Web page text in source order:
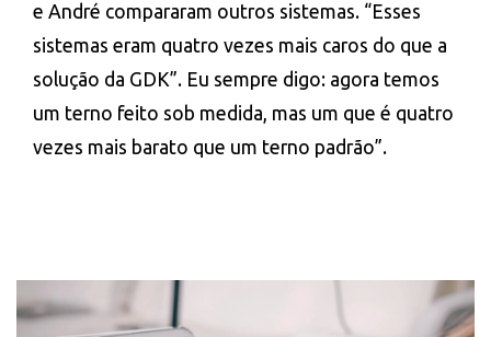
e André compararam outros sistemas. “Esses
sistemas eram quatro vezes mais caros do que a
solução da GDK”. Eu sempre digo: agora temos
um terno feito sob medida, mas um que é quatro
vezes mais barato que um terno padrão”.